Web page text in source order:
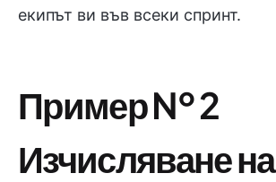
екипът ви във всеки спринт.
Пример № 2
Изчисляване на